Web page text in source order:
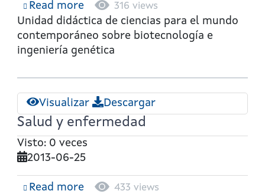
Read moreabout
Biotecnología
e
ingeniería
316 views
Unidad didáctica de ciencias para el mundo
contemporáneo sobre biotecnología e
ingeniería genética
Visualizar Descargar
Salud y enfermedad
Visto: 0 veces
2013-06-25
Read moreabout 433 views